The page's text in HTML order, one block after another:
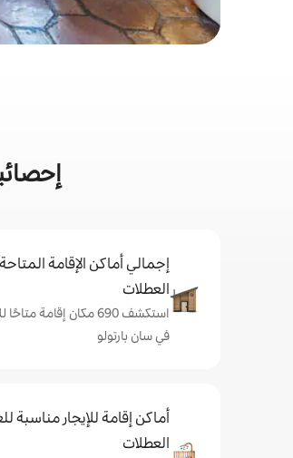
إجمالي أماكن الإقامة
العطلات
استكشف 690 مكان إقامة
في سان بارتولو
أماكن إقامة للإيجار مناسبة
العطلات